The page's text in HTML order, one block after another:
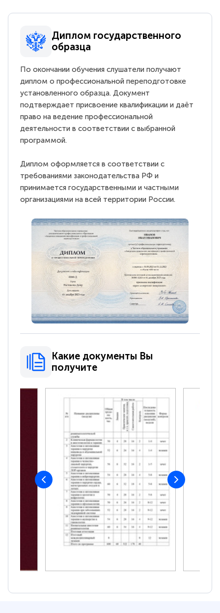
Диплом государственного
образца
По окончании обучения слушатели получают
диплом о профессиональной переподготовке
установленного образца. Документ
подтверждает присвоение квалификации и даёт
право на ведение профессиональной
деятельности в соответствии с выбранной
программой.
Диплом оформляется в соответствии с
требованиями законодательства РФ и
принимается государственными и частными
организациями на всей территории России.
Какие документы Вы
получите